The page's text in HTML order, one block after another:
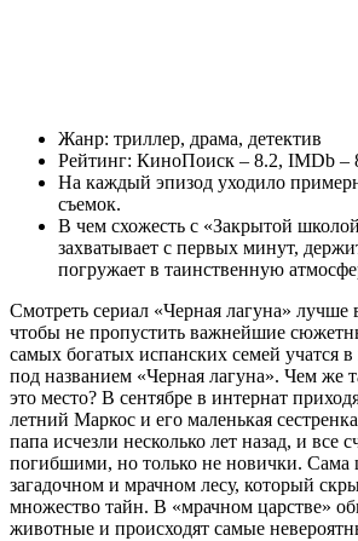
Жанр: триллер, драма, детектив
Рейтинг: КиноПоиск – 8.2, IMDb –
На каждый эпизод уходило
съемок.
В чем схожесть с «Закрытой
захватывает с первых минут,
погружает в таинственную
Смотреть сериал «Черная лагуна» лучше
чтобы не пропустить важнейшие
самых богатых испанских семей учатся
под названием «Черная лагуна». Чем же
это место? В сентябре в интернат
летний Маркос и его маленькая
папа исчезли несколько лет назад, и все
погибшими, но только не новички. Сама
загадочном и мрачном лесу, который
множество тайн. В «мрачном царстве»
животные и происходят самые